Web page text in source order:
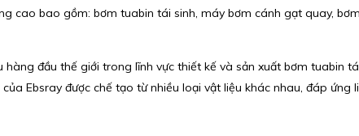
cao bao gồm: bơm tuabin tái sinh, máy bơm cánh gạt quay,
hàng đầu thế giới trong lĩnh vực thiết kế và sản xuất bơm tuabin
Ebsray được chế tạo từ nhiều loại vật liệu khác nhau, đáp